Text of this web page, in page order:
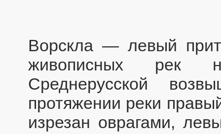
Ворскла — левый
живописных рек
Среднерусской
протяжении реки
изрезан оврагами,